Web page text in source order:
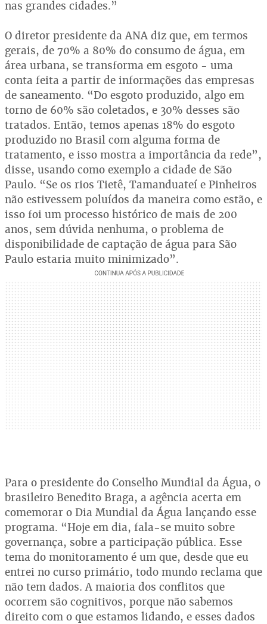
nas grandes cidades.”
O diretor presidente da ANA diz que, em termos
gerais, de 70% a 80% do consumo de água, em
área urbana, se transforma em esgoto - uma
conta feita a partir de informações das empresas
de saneamento. “Do esgoto produzido, algo em
torno de 60% são coletados, e 30% desses são
tratados. Então, temos apenas 18% do esgoto
produzido no Brasil com alguma forma de
tratamento, e isso mostra a importância da rede”,
disse, usando como exemplo a cidade de São
Paulo. “Se os rios Tietê, Tamanduateí e Pinheiros
não estivessem poluídos da maneira como estão, e
isso foi um processo histórico de mais de 200
anos, sem dúvida nenhuma, o problema de
disponibilidade de captação de água para São
Paulo estaria muito minimizado”.
Para o presidente do Conselho Mundial da Água, o
brasileiro Benedito Braga, a agência acerta em
comemorar o Dia Mundial da Água lançando esse
programa. “Hoje em dia, fala-se muito sobre
governança, sobre a participação pública. Esse
tema do monitoramento é um que, desde que eu
entrei no curso primário, todo mundo reclama que
não tem dados. A maioria dos conflitos que
ocorrem são cognitivos, porque não sabemos
direito com o que estamos lidando, e esses dados